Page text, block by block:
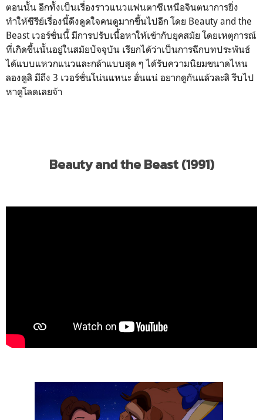
ตอนนั้น อีกทั้งเป็นเรื่องราวแนวแฟนตาซีเหนือจินตนาการยิ่ง
ทำให้ซีรีย์เรื่องนี้ดึงดูดใจคนดูมากขึ้นไปอีก โดย Beauty and the
Beast เวอร์ชั่นนี้ มีการปรับเนื้อหาให้เข้ากับยุคสมัย โดยเหตุการณ์
ที่เกิดขึ้นนั้นอยู่ในสมัยปัจจุบัน เรียกได้ว่าเป็นการฉีกบทประพันธ์
ได้แบบแหวกแนวและกล้าแบบสุด ๆ ได้รับความนิยมขนาดไหน
ลองดูสิ มีถึง 3 เวอร์ชั่นโน่นแหนะ ฮั่นแน่ อยากดูกันแล้วละสิ รีบไป
หาดูโลดเลยจ้า
Beauty and the Beast (1991)